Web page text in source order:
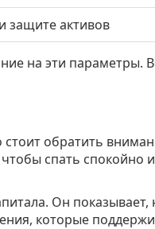
защите активов
на эти параметры.
обратить
спать спокойно
Он показывает,
которые